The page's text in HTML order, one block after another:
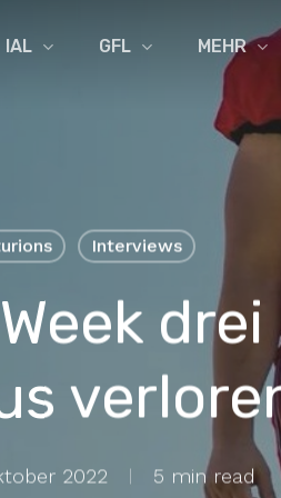
IAL GFL MEHR
Interviews
2022 5 min read